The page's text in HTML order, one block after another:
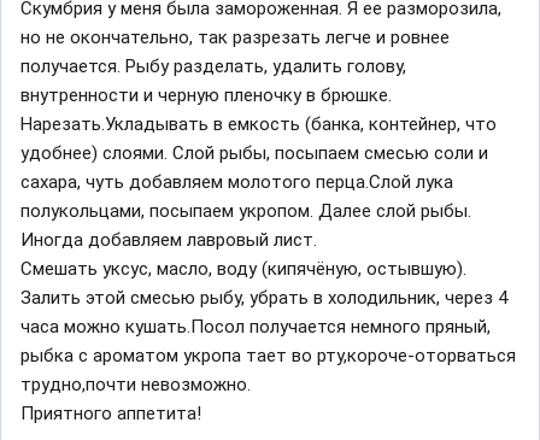
Скумбрия у меня была замороженная. Я ее разморозила,
но не окончательно, так разрезать легче и ровнее
получается. Рыбу разделать, удалить голову,
внутренности и черную пленочку в брюшке.
Нарезать.Укладывать в емкость (банка, контейнер, что
удобнее) слоями. Слой рыбы, посыпаем смесью соли и
сахара, чуть добавляем молотого перца.Слой лука
полукольцами, посыпаем укропом. Далее слой рыбы.
Иногда добавляем лавровый лист.
Смешать уксус, масло, воду (кипячёную, остывшую).
Залить этой смесью рыбу, убрать в холодильник, через 4
часа можно кушать.Посол получается немного пряный,
рыбка с ароматом укропа тает во рту,короче-оторваться
трудно,почти невозможно.
Приятного аппетита!